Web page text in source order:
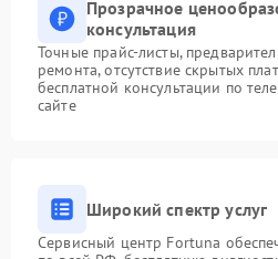
Прозрачное
консультация
Точные прайс-листы,
ремонта, отсутствие скрытых
бесплатной консультации по
сайте
Широкий спектр услуг
Сервисный центр Fortuna